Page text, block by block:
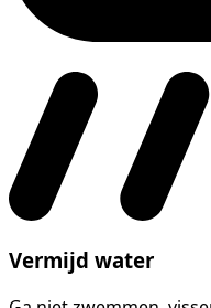
Vermijd water